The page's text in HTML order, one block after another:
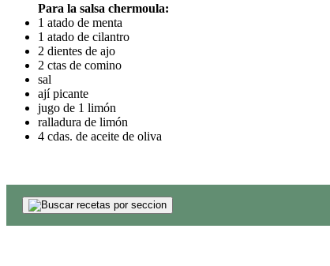
Para la salsa chermoula:
1 atado de menta
1 atado de cilantro
2 dientes de ajo
2 ctas de comino
sal
ají picante
jugo de 1 limón
ralladura de limón
4 cdas. de aceite de oliva